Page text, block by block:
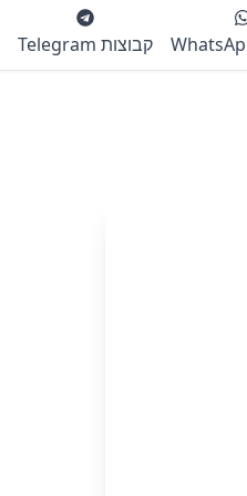
קבוצות Telegram